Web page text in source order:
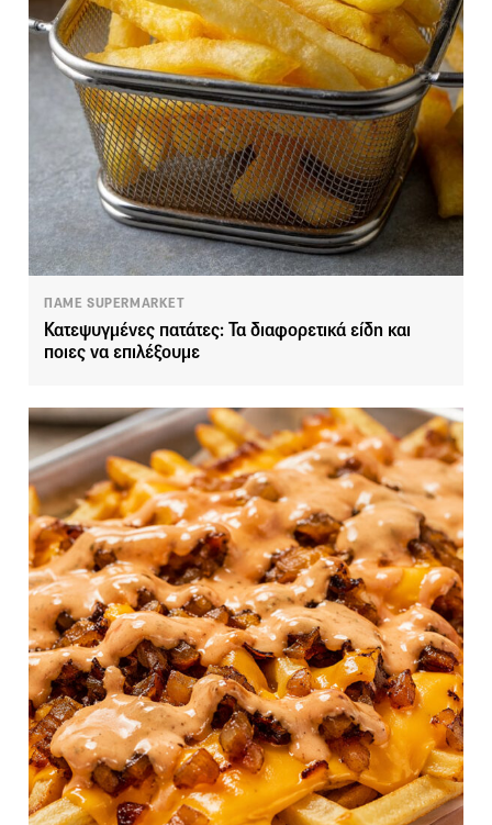
ΠΑΜΕ SUPERMARKET
Κατεψυγμένες πατάτες: Τα διαφορετικά είδη και
ποιες να επιλέξουμε